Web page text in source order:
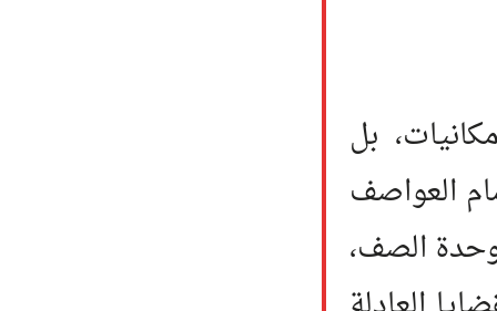
بل
العواصف
الصف،